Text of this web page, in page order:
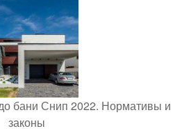
бани Снип 2022. Нормативы и
законы